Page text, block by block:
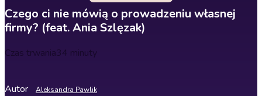
Czego ci nie mówią o prowadzeniu własnej
firmy? (feat. Ania Szlęzak)
Czas trwania34 minuty
Autor Aleksandra Pawlik